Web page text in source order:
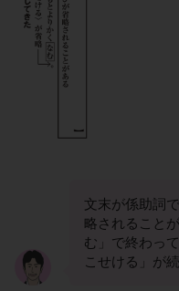
文末が係助詞
略されること
む」で終わっ
こせける」が